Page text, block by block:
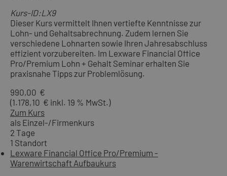
Kurs-ID:LX9
Dieser Kurs vermittelt Ihnen vertiefte Kenntnisse zur
Lohn- und Gehaltsabrechnung. Zudem lernen Sie
verschiedene Lohnarten sowie Ihren Jahresabschluss
effizient vorzubereiten. Im Lexware Financial Office
Pro/Premium Lohn + Gehalt Seminar erhalten Sie
praxisnahe Tipps zur Problemlösung.
990,00 €
(1.178,10 € inkl. 19 % MwSt.)
Zum Kurs
als Einzel-/Firmenkurs
2 Tage
1 Standort
Lexware Financial Office Pro/Premium -
Warenwirtschaft Aufbaukurs